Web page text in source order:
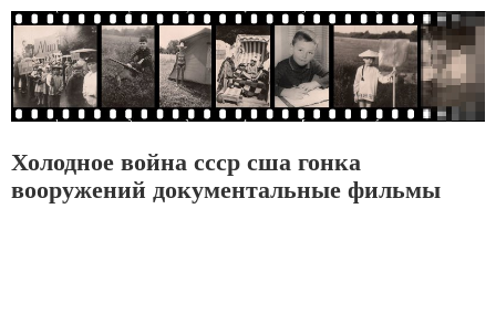
Холодное война ссср сша гонка
вооружений документальные фильмы